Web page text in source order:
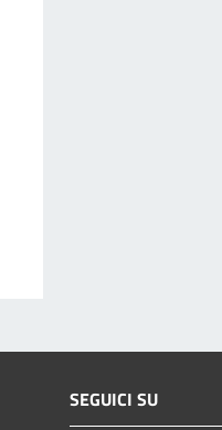
SEGUICI SU